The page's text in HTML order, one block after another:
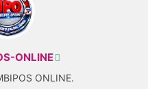
ONLINE
ONLINE.